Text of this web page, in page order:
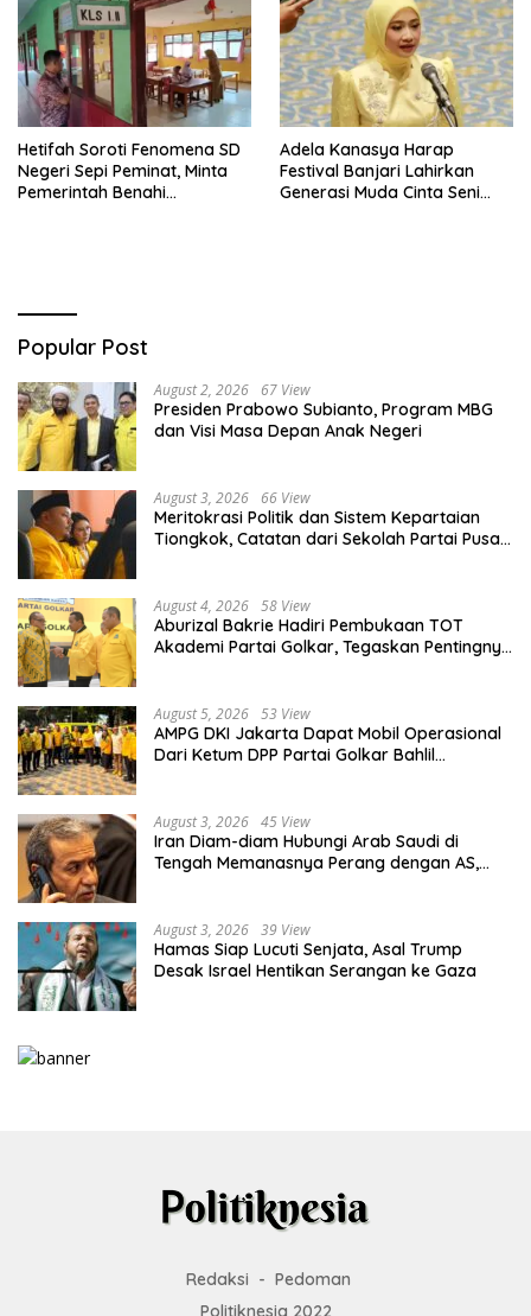
Hetifah Soroti Fenomena SD
Negeri Sepi Peminat, Minta
Pemerintah Benahi
Adela Kanasya Harap
Festival Banjari Lahirkan
Generasi Muda Cinta Seni
Popular Post
August 2, 2026 67 View
Presiden Prabowo Subianto, Program MBG
dan Visi Masa Depan Anak Negeri
August 3, 2026 66 View
Meritokrasi Politik dan Sistem Kepartaian
Tiongkok, Catatan dari Sekolah Partai Pusat
August 4, 2026 58 View
Aburizal Bakrie Hadiri Pembukaan TOT
Akademi Partai Golkar, Tegaskan Pentingnya
August 5, 2026 53 View
AMPG DKI Jakarta Dapat Mobil Operasional
Dari Ketum DPP Partai Golkar Bahlil
August 3, 2026 45 View
Iran Diam-diam Hubungi Arab Saudi di
Tengah Memanasnya Perang dengan AS,
August 3, 2026 39 View
Hamas Siap Lucuti Senjata, Asal Trump
Desak Israel Hentikan Serangan ke Gaza
Redaksi
Pedoman
Politiknesia 2022